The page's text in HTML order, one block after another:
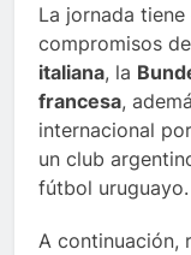
La jornada
compromisos de
italiana, la
francesa,
internacional
un club
fútbol
A continuación,